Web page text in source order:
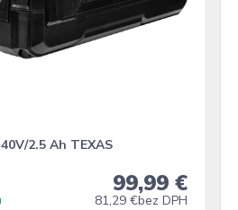
2.5 Ah TEXAS
99,99 €
81,29 €bez DPH